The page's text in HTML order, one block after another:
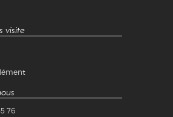
visite
76